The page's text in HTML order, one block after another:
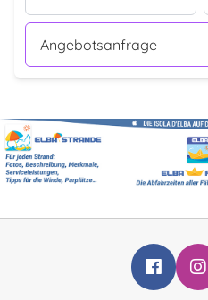
Angebotsanfrage
Infoelba